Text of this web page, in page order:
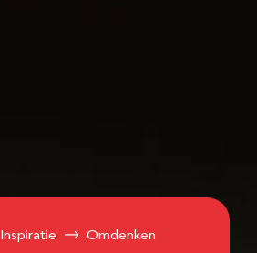
Inspiratie
Omdenken